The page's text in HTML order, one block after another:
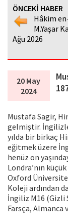
ÖNCEKİ HABER
Hâkim
M.Yaşar
Ağu 2026
20 May
2024
Mustafa Sagir,
gelmiştir.
yılda bir birkaç
eğitmek üzere
henüz on
Londra’nın
Oxford
Koleji ardından
İngiliz M16 (Gizli
Farsça, Almanca